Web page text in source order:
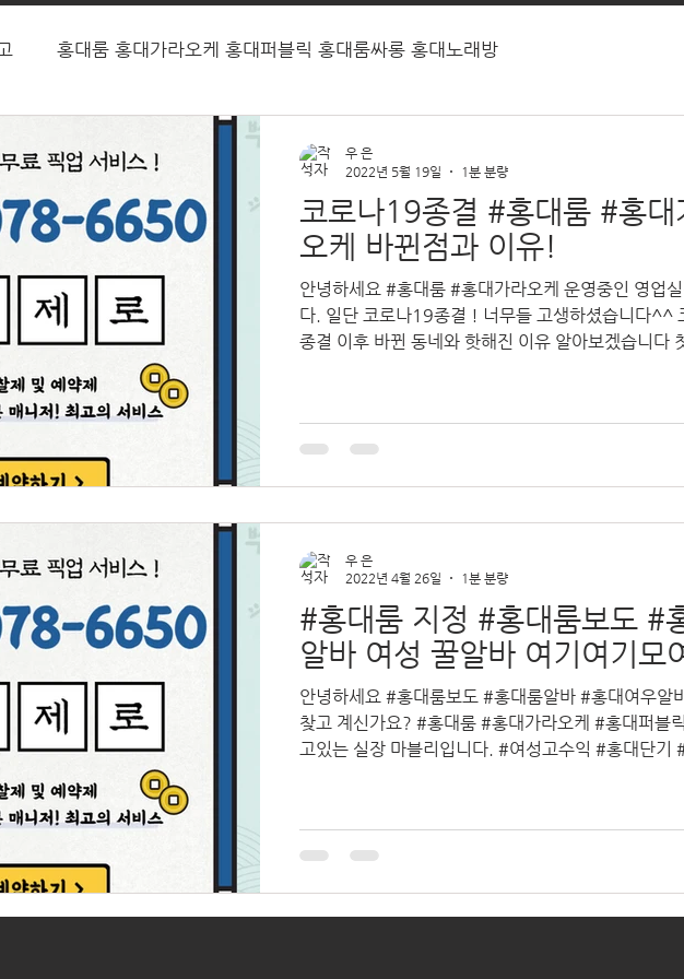
홍대룸 홍대가라오케 홍대퍼블릭 홍대룸싸롱 홍대노래방
코로나19종결 #홍대룸 #홍대
오케 바뀐점과 이유!
안녕하세요 #홍대룸 #홍대가라오케 운영중인 영업실
다. 일단 코로나19종결 ! 너무들 고생하셨습니다^^
종결 이후 바뀐 동네와 핫해진 이유 알아보겠습니다
우 은
2022년 5월 19일
1분 분량
#홍대룸 지정 #홍대룸보도 #
알바 여성 꿀알바 여기여기모
안녕하세요 #홍대룸보도 #홍대룸알바 #홍대여우알
찾고 계신가요? #홍대룸 #홍대가라오케 #홍대퍼블
고있는 실장 마블리입니다. #여성고수익 #홍대단기
우 은
2022년 4월 26일
1분 분량